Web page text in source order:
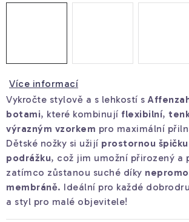
Více informací
Vykročte stylově a s lehkostí s
botami, které kombinují flexibilní,
výrazným vzorkem pro maximální
Dětské nožky si užijí prostornou špičku
podrážku, což jim umožní přirozený a
zatímco zůstanou suché díky
membráně. Ideální pro každé
a styl pro malé objevitele!